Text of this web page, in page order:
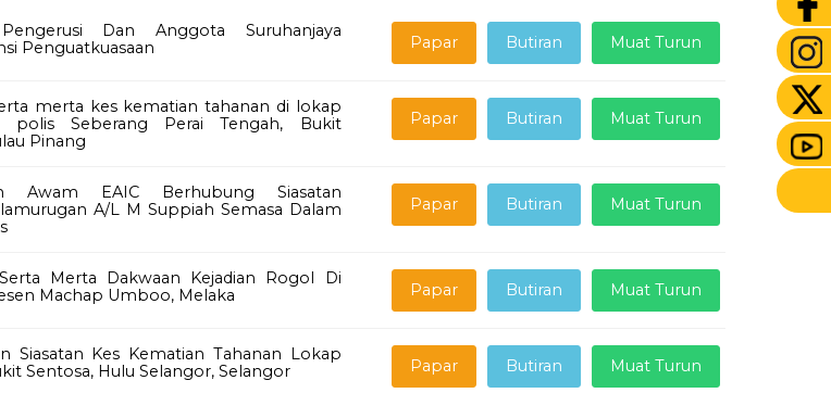
Dan Anggota Suruhanjaya
Penguatkuasaan
Muat Turun
Butiran
Papar
merta kes kematian tahanan di lokap
polis Seberang Perai Tengah, Bukit
Pinang
Muat Turun
Butiran
Papar
Awam EAIC Berhubung Siasatan
A/L M Suppiah Semasa Dalam
Muat Turun
Butiran
Papar
Merta Dakwaan Kejadian Rogol Di
Machap Umboo, Melaka
Muat Turun
Butiran
Papar
Siasatan Kes Kematian Tahanan Lokap
Sentosa, Hulu Selangor, Selangor
Muat Turun
Butiran
Papar